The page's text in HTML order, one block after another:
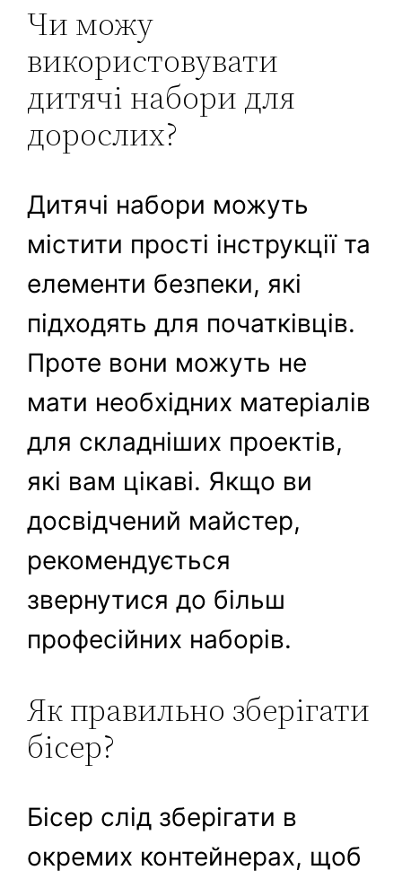
Чи можу
використовувати
дитячі набори для
дорослих?
Дитячі набори можуть
містити прості інструкції та
елементи безпеки, які
підходять для початківців.
Проте вони можуть не
мати необхідних матеріалів
для складніших проектів,
які вам цікаві. Якщо ви
досвідчений майстер,
рекомендується
звернутися до більш
професійних наборів.
Як правильно зберігати
бісер?
Бісер слід зберігати в
окремих контейнерах, щоб